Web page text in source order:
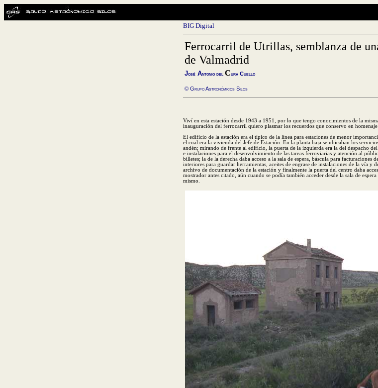
BIG Digital
Ferrocarril de Utrillas, semblanza de
de Valmadrid
José Antonio del Cura Cuello
© Grupo Astronómicos Silos
Viví en esta estación desde 1943 a 1951, por lo que tengo conocimientos de la
inauguración del ferrocarril quiero plasmar los recuerdos que conservo en homenaje
El edificio de la estación era el típico de la línea para estaciones de menor
el cual era la vivienda del Jefe de Estación. En la planta baja se ubicaban los
andén; mirando de frente al edificio, la puerta de la izquierda era la del despacho
e instalaciones para el desenvolvimiento de las tareas ferroviarias y atención al
billetes; la de la derecha daba acceso a la sala de espera, báscula para facturaciones
interiores para guardar herramientas, aceites de engrase de instalaciones de la vía y
archivo de documentación de la estación y finalmente la puerta del centro daba
mostrador antes citado, aún cuando se podía también acceder desde la sala de
mismo.